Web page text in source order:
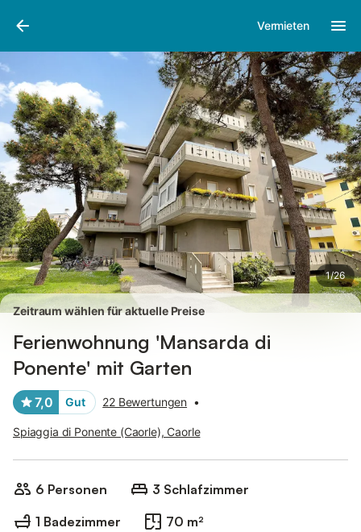
Vermieten
1/26
Bilder
Zeitraum wählen für aktuelle Preise
Ferienwohnung 'Mansarda di
Ponente' mit Garten
7,0 Gut 22 Bewertungen •
Spiaggia di Ponente (Caorle), Caorle
6 Personen
3 Schlafzimmer
1 Badezimmer
70 m²